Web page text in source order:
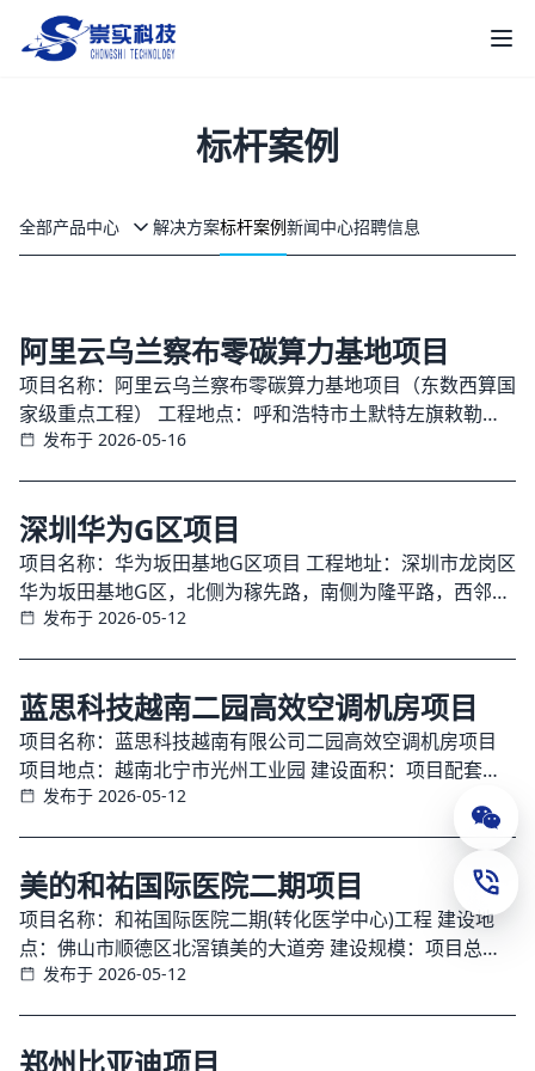
崇实科技 打
标杆案例
全部产品中心 解决方案标杆案例新闻中心招聘信息
阿里云乌兰察布零碳算力基地项目
项目名称：阿里云乌兰察布零碳算力基地项目（东数西算国
家级重点工程） 工程地点：呼和浩特市土默特左旗敕勒川
乳业开发区土默川路南新能源汽车园内
发布于 2026-05-16
深圳华为G区项目
项目名称：华为坂田基地G区项目 工程地址：深圳市龙岗区
华为坂田基地G区，北侧为稼先路，南侧为隆平路，西邻五
和大道，东邻冲之大道，区位交通便利，属于华为核心研发
发布于 2026-05-12
蓝思科技越南二园高效空调机房项目
项目名称：蓝思科技越南有限公司二园高效空调机房项目
项目地点：越南北宁市光州工业园 建设面积：项目配套能
源中心机房建筑面积2000㎡，
发布于 2026-05-12
美的和祐国际医院二期项目
项目名称：和祐国际医院二期(转化医学中心)工程 建设地
点：佛山市顺德区北滘镇美的大道旁 建设规模：项目总建
筑面积80360.01㎡，其中地上建筑面积5
发布于 2026-05-12
公众
联系